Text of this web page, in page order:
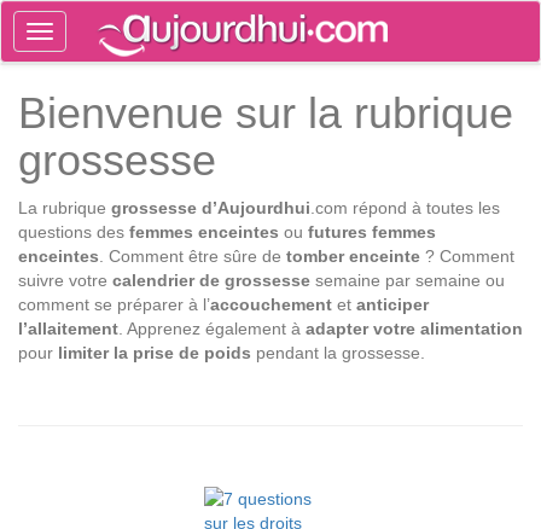
Toggle
navigation
Bienvenue sur la rubrique
grossesse
La rubrique grossesse d’Aujourdhui .com répond à toutes les
questions des femmes enceintes ou futures femmes
enceintes . Comment être sûre de tomber enceinte ? Comment
suivre votre calendrier de grossesse semaine par semaine ou
comment se préparer à l’accouchement et anticiper
l’allaitement . Apprenez également à adapter votre alimentation
pour limiter la prise de poids pendant la grossesse.